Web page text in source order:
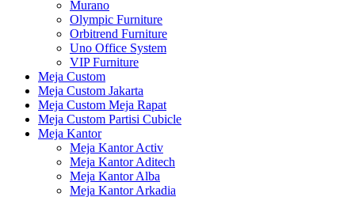
Murano
Olympic Furniture
Orbitrend Furniture
Uno Office System
VIP Furniture
Meja Custom
Meja Custom Jakarta
Meja Custom Meja Rapat
Meja Custom Partisi Cubicle
Meja Kantor
Meja Kantor Activ
Meja Kantor Aditech
Meja Kantor Alba
Meja Kantor Arkadia